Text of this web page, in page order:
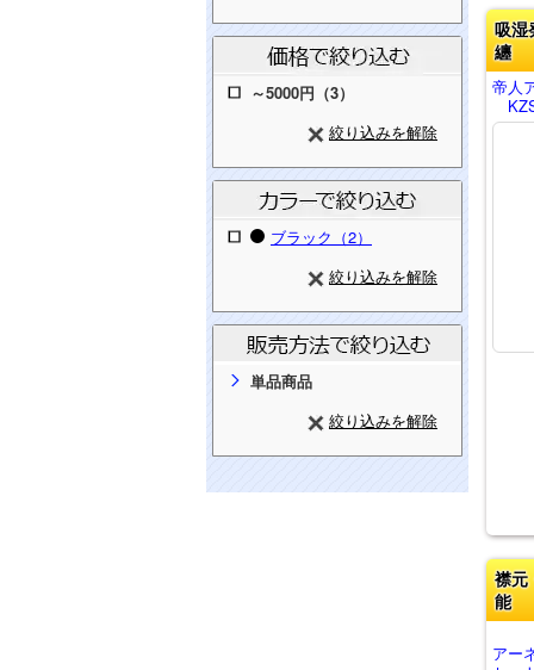
～5000円（3）
絞り込みを解除
ブラック（2）
絞り込みを解除
単品商品
絞り込みを解除
吸湿
纏
帝人
襟元
能
アー